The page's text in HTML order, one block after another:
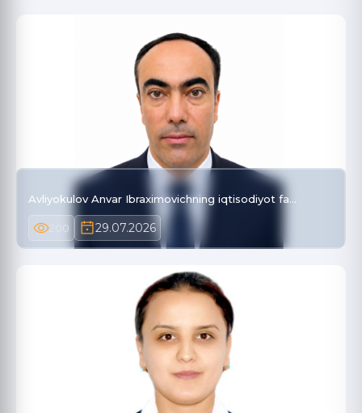
Avliyokulov Anvar Ibraximovichning iqtisodiyot fa…
200 29.07.2026